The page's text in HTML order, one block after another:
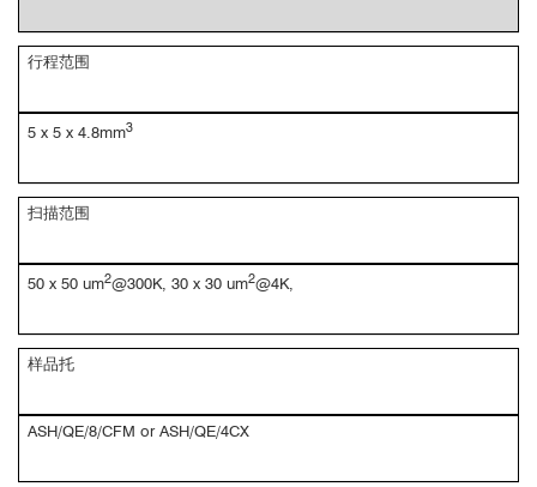
行程范围
5 x 5 x 4.8mm3
扫描范围
50 x 50 um2@300K, 30 x 30 um2@4K,
样品托
ASH/QE/8/CFM or ASH/QE/4CX